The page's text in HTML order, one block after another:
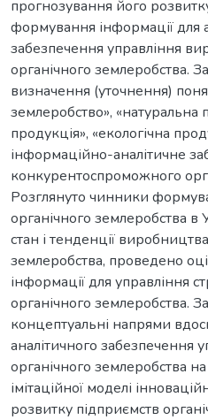
прогнозування його
формування інформації для
забезпечення управління
органічного землеробства.
визначення (уточнення)
землеробство», «натуральна
продукція», «екологічна
інформаційно-аналітичне
конкурентоспроможного
Розглянуто чинники
органічного землеробства в
стан і тенденції
землеробства, проведено
інформації для управління
органічного землеробства.
концептуальні напрями
аналітичного забезпечення
органічного землеробства
імітаційної моделі
розвитку підприємств